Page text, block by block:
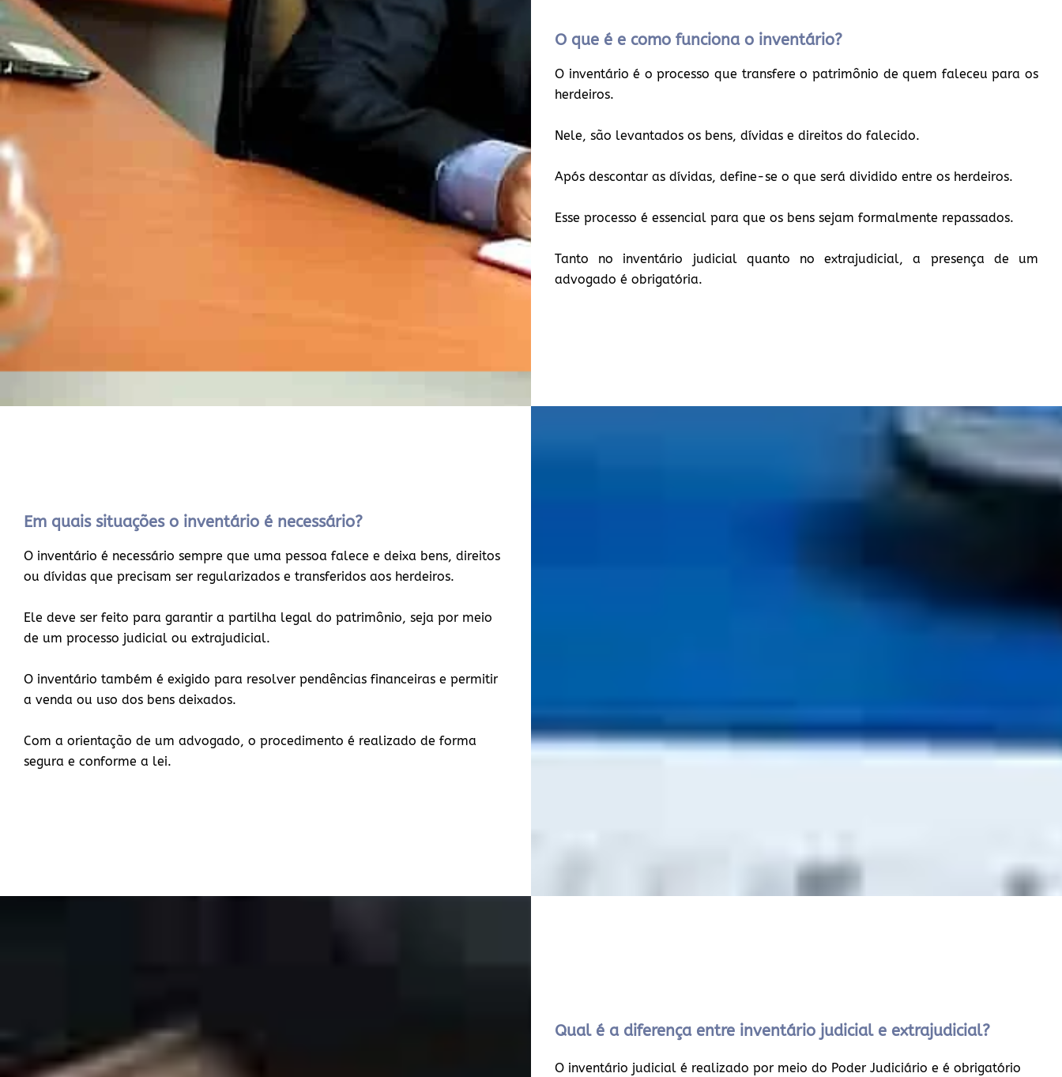
O que é e como funciona o inventário?
O inventário é o processo que transfere o patrimônio de quem faleceu para os
herdeiros.
Nele, são levantados os bens, dívidas e direitos do falecido.
Após descontar as dívidas, define-se o que será dividido entre os herdeiros.
Esse processo é essencial para que os bens sejam formalmente repassados.
Tanto no inventário judicial quanto no extrajudicial, a presença de um
advogado é obrigatória.
Em quais situações o inventário é necessário?
O inventário é necessário sempre que uma pessoa falece e deixa bens, direitos
ou dívidas que precisam ser regularizados e transferidos aos herdeiros.
Ele deve ser feito para garantir a partilha legal do patrimônio, seja por meio
de um processo judicial ou extrajudicial.
O inventário também é exigido para resolver pendências financeiras e permitir
a venda ou uso dos bens deixados.
Com a orientação de um advogado, o procedimento é realizado de forma
segura e conforme a lei.
Qual é a diferença entre inventário judicial e extrajudicial?
O inventário judicial é realizado por meio do Poder Judiciário e é obrigatório